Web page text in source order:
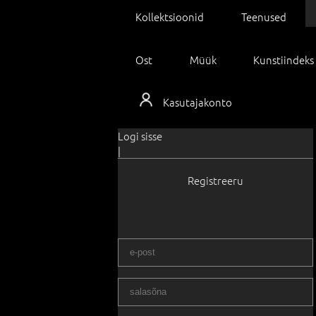
Kollektsioonid Teenused
Ost Müük Kunstiindeks
Kasutajakonto
Logi sisse
|
Registreeru